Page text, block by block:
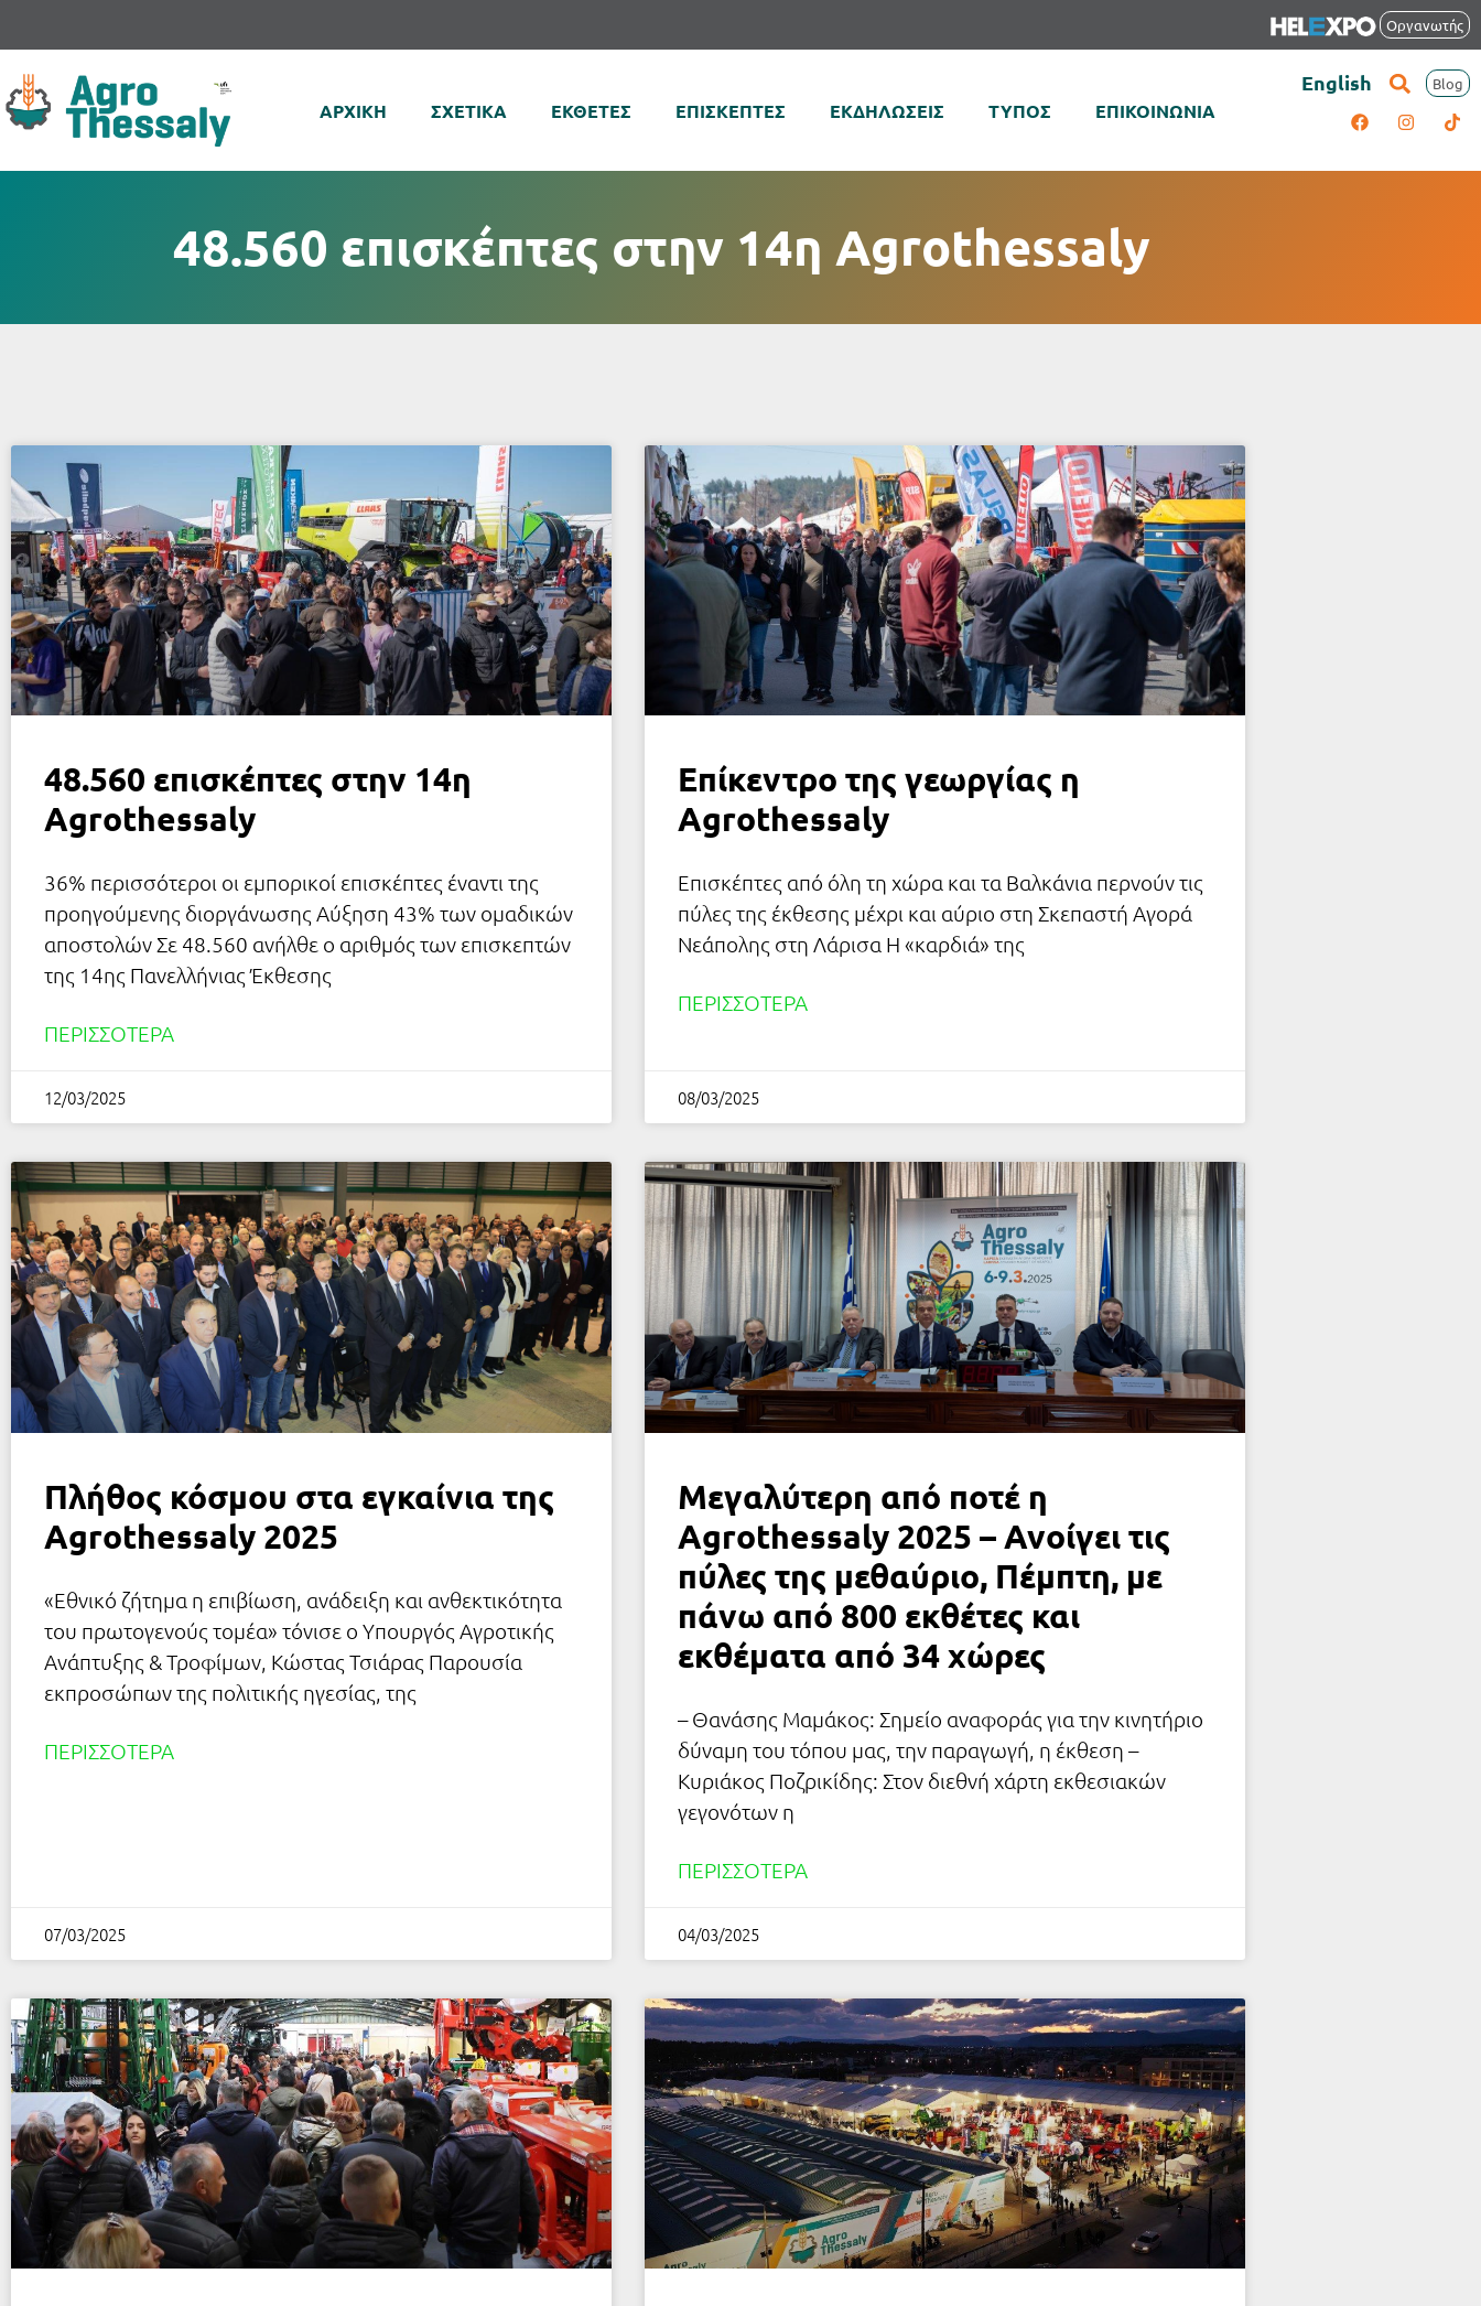
Οργανωτής
ΑΡΧΙΚΗ ΣΧΕΤΙΚΑ ΕΚΘΕΤΕΣ ΕΠΙΣΚΕΠΤΕΣ ΕΚΔΗΛΩΣΕΙΣ ΤΥΠΟΣ ΕΠΙΚΟΙΝΩΝΙΑ
English Blog
48.560 επισκέπτες στην 14η Agrothessaly
48.560 επισκέπτες στην 14η
Agrothessaly
36% περισσότεροι οι εμπορικοί επισκέπτες έναντι της
προηγούμενης διοργάνωσης Αύξηση 43% των ομαδικών
αποστολών Σε 48.560 ανήλθε ο αριθμός των επισκεπτών
της 14ης Πανελλήνιας Έκθεσης
ΠΕΡΙΣΣΌΤΕΡΑ
12/03/2025
Επίκεντρο της γεωργίας η
Agrothessaly
Επισκέπτες από όλη τη χώρα και τα Βαλκάνια περνούν τις
πύλες της έκθεσης μέχρι και αύριο στη Σκεπαστή Αγορά
Νεάπολης στη Λάρισα Η «καρδιά» της
ΠΕΡΙΣΣΌΤΕΡΑ
08/03/2025
Πλήθος κόσμου στα εγκαίνια της
Agrothessaly 2025
«Εθνικό ζήτημα η επιβίωση, ανάδειξη και ανθεκτικότητα
του πρωτογενούς τομέα» τόνισε ο Υπουργός Αγροτικής
Ανάπτυξης & Τροφίμων, Κώστας Τσιάρας Παρουσία
εκπροσώπων της πολιτικής ηγεσίας, της
ΠΕΡΙΣΣΌΤΕΡΑ
07/03/2025
Μεγαλύτερη από ποτέ η
Agrothessaly 2025 – Ανοίγει τις
πύλες της μεθαύριο, Πέμπτη, με
πάνω από 800 εκθέτες και
εκθέματα από 34 χώρες
– Θανάσης Μαμάκος: Σημείο αναφοράς για την κινητήριο
δύναμη του τόπου μας, την παραγωγή, η έκθεση –
Κυριάκος Ποζρικίδης: Στον διεθνή χάρτη εκθεσιακών
γεγονότων η
ΠΕΡΙΣΣΌΤΕΡΑ
04/03/2025